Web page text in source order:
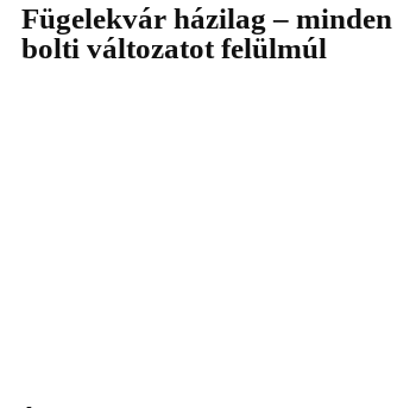
Fügelekvár házilag – minden
bolti változatot felülmúl